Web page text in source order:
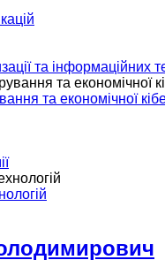
та інформаційних
та економічної